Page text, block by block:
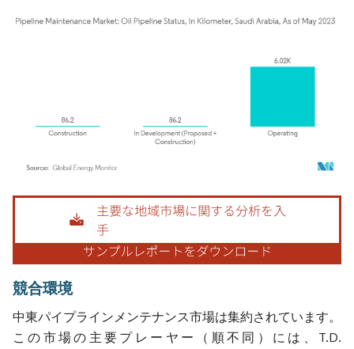
画像 © Mordor Intelligence。再利用にはCC BY 4.0の表示が必要です。
競合環境
中東パイプラインメンテナンス市場は集約されています。
この市場の主要プレーヤー（順不同）には、T.D.